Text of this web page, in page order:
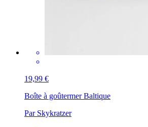
19,99 €
Boîte à goûtermer Baltique
Par Skykratzer